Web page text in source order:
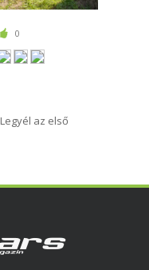
0
az első